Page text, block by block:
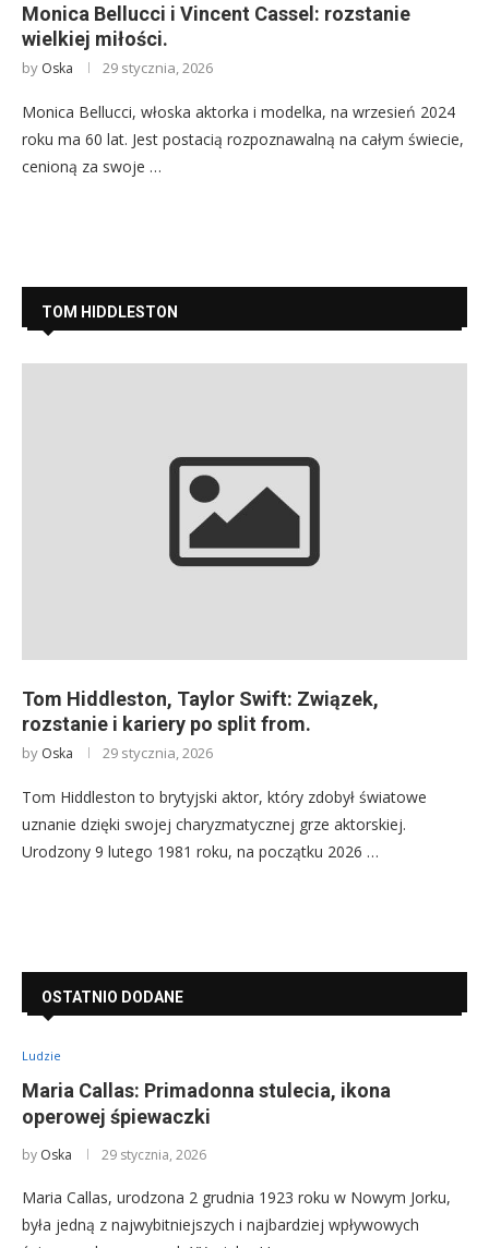
Monica Bellucci i Vincent Cassel: rozstanie
wielkiej miłości.
by Oska 29 stycznia, 2026
Monica Bellucci, włoska aktorka i modelka, na wrzesień 2024
roku ma 60 lat. Jest postacią rozpoznawalną na całym świecie,
cenioną za swoje …
TOM HIDDLESTON
Tom Hiddleston, Taylor Swift: Związek,
rozstanie i kariery po split from.
by Oska 29 stycznia, 2026
Tom Hiddleston to brytyjski aktor, który zdobył światowe
uznanie dzięki swojej charyzmatycznej grze aktorskiej.
Urodzony 9 lutego 1981 roku, na początku 2026 …
OSTATNIO DODANE
Ludzie
Maria Callas: Primadonna stulecia, ikona
operowej śpiewaczki
by Oska 29 stycznia, 2026
Maria Callas, urodzona 2 grudnia 1923 roku w Nowym Jorku,
była jedną z najwybitniejszych i najbardziej wpływowych